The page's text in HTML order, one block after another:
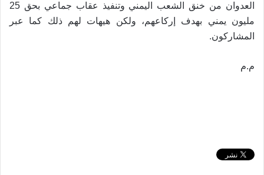
العدوان من خنق الشعب اليمني وتنفيذ عقاب جماعي بحق 25
مليون يمني بهدف إركاعهم، ولكن هيهات لهم ذلك كما عبر
المشاركون.
م.م